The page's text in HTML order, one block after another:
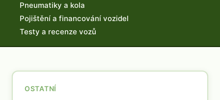
Pneumatiky a kola
Pojištění a financování vozidel
Testy a recenze vozů
OSTATNÍ